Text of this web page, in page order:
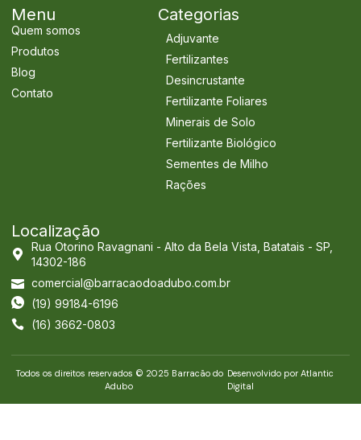
Menu
Quem somos
Produtos
Blog
Contato
Categorias
Adjuvante
Fertilizantes
Desincrustante
Fertilizante Foliares
Minerais de Solo
Fertilizante Biológico
Sementes de Milho
Rações
Localização
Rua Otorino Ravagnani - Alto da Bela Vista, Batatais - SP,
14302-186
comercial@barracaodoadubo.com.br
(19) 99184-6196
(16) 3662-0803
Todos os direitos reservados © 2025 Barracão do
Adubo
Desenvolvido por Atlantic
Digital